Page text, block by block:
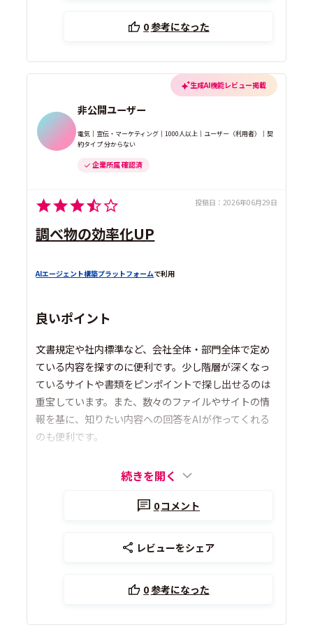
0参考になった
生成AI機能レビュー掲載
非公開ユーザー
電気｜宣伝・マーケティング｜1000人以上｜ユーザー（利用者）｜契
約タイプ 分からない
企業所属 確認済
投稿日： 2026年06月29日
調べ物の効率化UP
AIエージェント構築プラットフォームで利用
良いポイント
文書規定や社内標準など、会社全体・部門全体で定め
ている内容を探すのに便利です。少し階層が深くなっ
ているサイトや書類をピンポイントで探し出せるのは
重宝しています。また、数々のファイルやサイトの情
報を基に、知りたい内容への回答をAIが作ってくれる
のも便利です。
続きを開く
0コメント
レビューをシェア
0参考になった